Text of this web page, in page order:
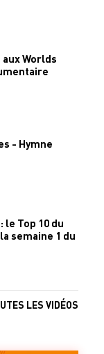
aux Worlds
- Hymne
le Top 10 du
semaine 1 du
LES VIDÉOS